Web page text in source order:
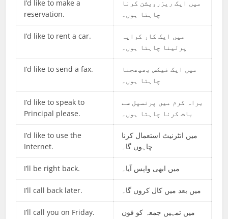
I’d like to make a
reservation.
میں ایک ریزرویشن کرنا
چاہتا ہوں۔
I’d like to rent a car.
میں ایک کار کرایہ
پرلینا چاہتا ہوں۔
I’d like to send a fax.
میں ایک فیکس بھیھجنا
چاہتا ہوں۔
I’d like to speak to
Principal please.
براہ کرم میں پرنسپل سے
بات کرنا چاہتا ہوں۔
I’d like to use the
Internet.
میں انٹرنیٹ استعمال کرنا
چاہوں گا۔
I’ll be right back. میں ابھی واپس آیا۔
I’ll call back later. میں بعد میں کال کروں گا۔
I’ll call you on Friday.
میں تمہیں جمعہ کو فون